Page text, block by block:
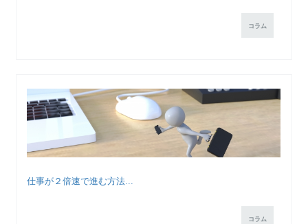
コラム
仕事が２倍速で進む方法...
コラム